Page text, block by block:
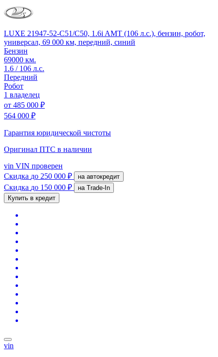
LUXE 21947-52-С51/C50, 1.6i AMT (106 л.с.), бензин, робот,
универсал, 69 000 км, передний, синий
Бензин
69000 км.
1.6 / 106 л.с.
Передний
Робот
1 владелец
от 485 000 ₽
564 000 ₽
Гарантия юридической чистоты
Оригинал ПТС в наличии
vin VIN проверен
Скидка до 250 000 ₽ на автокредит
Скидка до 150 000 ₽
на Trade-In
Купить в кредит
vin